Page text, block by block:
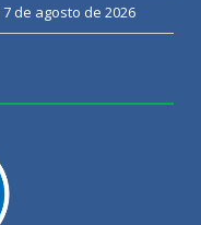
7 de agosto de 2026